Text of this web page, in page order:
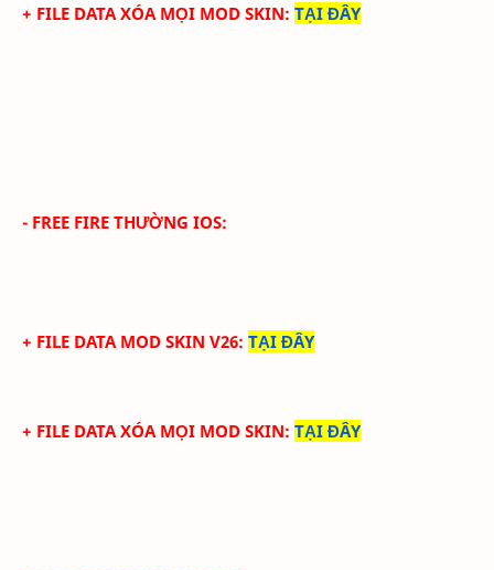
+ FILE DATA XÓA MỌI MOD SKIN: TẠI ĐÂY
- FREE FIRE THƯỜNG IOS:
+ FILE DATA MOD SKIN V26: TẠI ĐÂY
+ FILE DATA XÓA MỌI MOD SKIN: TẠI ĐÂY